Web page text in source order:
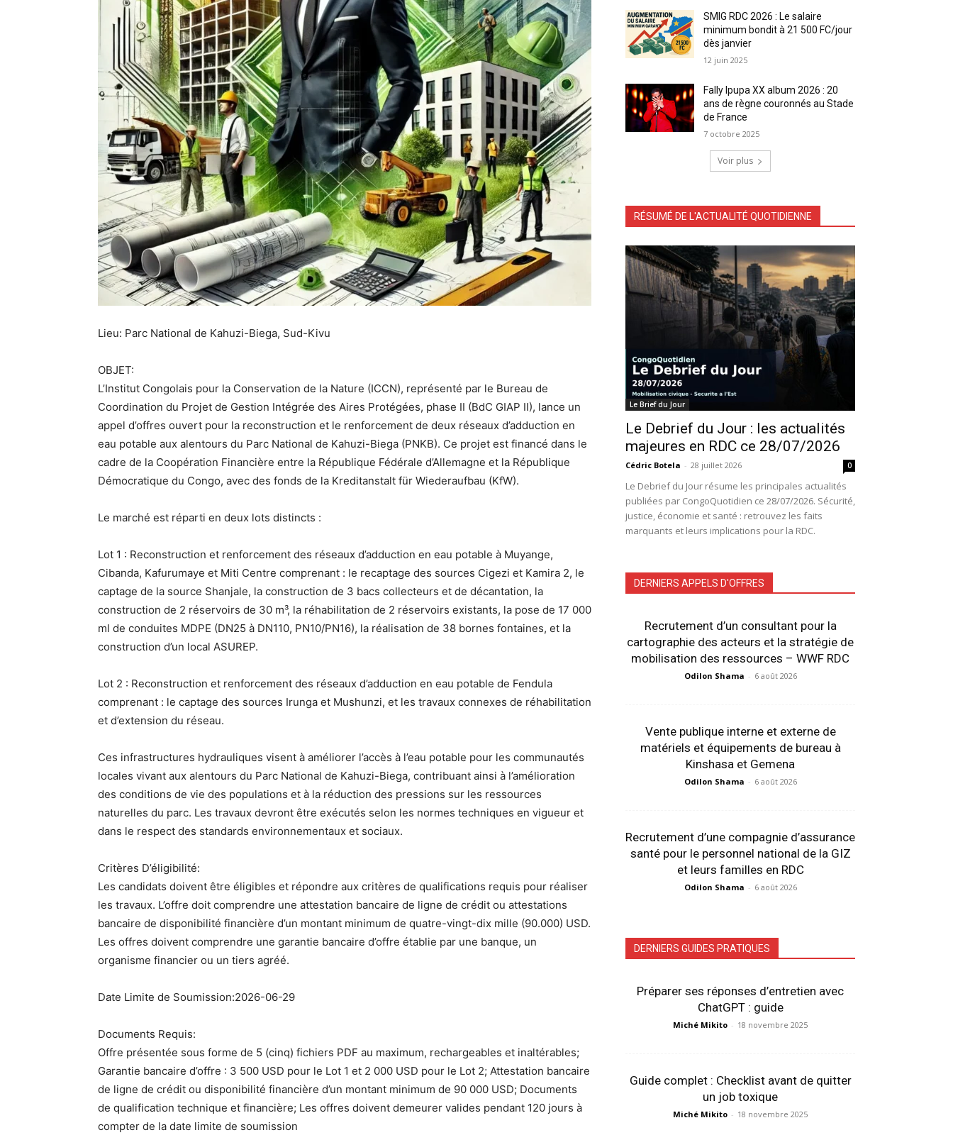
Lieu: Parc National de Kahuzi-Biega, Sud-Kivu
OBJET:
L’Institut Congolais pour la Conservation de la Nature (ICCN), représenté par le Bureau de
Coordination du Projet de Gestion Intégrée des Aires Protégées, phase II (BdC GIAP II), lance un
appel d’offres ouvert pour la reconstruction et le renforcement de deux réseaux d’adduction en
eau potable aux alentours du Parc National de Kahuzi-Biega (PNKB). Ce projet est financé dans le
cadre de la Coopération Financière entre la République Fédérale d’Allemagne et la République
Démocratique du Congo, avec des fonds de la Kreditanstalt für Wiederaufbau (KfW).
Le marché est réparti en deux lots distincts :
Lot 1 : Reconstruction et renforcement des réseaux d’adduction en eau potable à Muyange,
Cibanda, Kafurumaye et Miti Centre comprenant : le recaptage des sources Cigezi et Kamira 2, le
captage de la source Shanjale, la construction de 3 bacs collecteurs et de décantation, la
construction de 2 réservoirs de 30 m³, la réhabilitation de 2 réservoirs existants, la pose de 17 000
ml de conduites MDPE (DN25 à DN110, PN10/PN16), la réalisation de 38 bornes fontaines, et la
construction d’un local ASUREP.
Lot 2 : Reconstruction et renforcement des réseaux d’adduction en eau potable de Fendula
comprenant : le captage des sources Irunga et Mushunzi, et les travaux connexes de réhabilitation
et d’extension du réseau.
Ces infrastructures hydrauliques visent à améliorer l’accès à l’eau potable pour les communautés
locales vivant aux alentours du Parc National de Kahuzi-Biega, contribuant ainsi à l’amélioration
des conditions de vie des populations et à la réduction des pressions sur les ressources
naturelles du parc. Les travaux devront être exécutés selon les normes techniques en vigueur et
dans le respect des standards environnementaux et sociaux.
Critères D’éligibilité:
Les candidats doivent être éligibles et répondre aux critères de qualifications requis pour réaliser
les travaux. L’offre doit comprendre une attestation bancaire de ligne de crédit ou attestations
bancaire de disponibilité financière d’un montant minimum de quatre-vingt-dix mille (90.000) USD.
Les offres doivent comprendre une garantie bancaire d’offre établie par une banque, un
organisme financier ou un tiers agréé.
Date Limite de Soumission:2026-06-29
Documents Requis:
Offre présentée sous forme de 5 (cinq) fichiers PDF au maximum, rechargeables et inaltérables;
Garantie bancaire d’offre : 3 500 USD pour le Lot 1 et 2 000 USD pour le Lot 2; Attestation bancaire
de ligne de crédit ou disponibilité financière d’un montant minimum de 90 000 USD; Documents
de qualification technique et financière; Les offres doivent demeurer valides pendant 120 jours à
compter de la date limite de soumission
SMIG RDC 2026 : Le salaire
minimum bondit à 21 500 FC/jour
dès janvier
12 juin 2025
Fally Ipupa XX album 2026 : 20
ans de règne couronnés au Stade
de France
7 octobre 2025
Voir plus
RÉSUMÉ DE L'ACTUALITÉ QUOTIDIENNE
Le Brief du Jour
Le Debrief du Jour : les actualités
majeures en RDC ce 28/07/2026
Cédric Botela - 28 juillet 2026 0
Le Debrief du Jour résume les principales actualités
publiées par CongoQuotidien ce 28/07/2026. Sécurité,
justice, économie et santé : retrouvez les faits
marquants et leurs implications pour la RDC.
DERNIERS APPELS D'OFFRES
Recrutement d’un consultant pour la
cartographie des acteurs et la stratégie de
mobilisation des ressources – WWF RDC
Odilon Shama - 6 août 2026
Vente publique interne et externe de
matériels et équipements de bureau à
Kinshasa et Gemena
Odilon Shama - 6 août 2026
Recrutement d’une compagnie d’assurance
santé pour le personnel national de la GIZ
et leurs familles en RDC
Odilon Shama - 6 août 2026
DERNIERS GUIDES PRATIQUES
Préparer ses réponses d’entretien avec
ChatGPT : guide
Miché Mikito - 18 novembre 2025
Guide complet : Checklist avant de quitter
un job toxique
Miché Mikito - 18 novembre 2025